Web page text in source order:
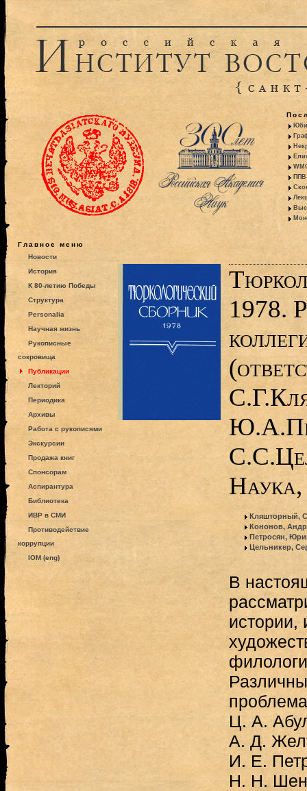
ППВ
Главное меню
Новости
История
К 80-летию Победы
Структура
Personalia
Научная жизнь
Рукописные
сокровища
Публикации
Лекторий
Периодика
Архивы
Работа с рукописями
Экскурсии
Продажа книг
Спонсорам
Аспирантура
Библиотека
ИВР в СМИ
Противодействие
коррупции
IOM (eng)
1978.
Кляшторный,
Кононов,
Петросян,
Цельникер,
В
истории,
Ц. А.
А. Д.
И. Е.
Н. Н.